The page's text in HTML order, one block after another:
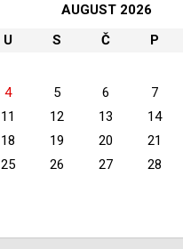
AUGUST 2026
U S Č P
4 5 6 7
11 12 13 14
18 19 20 21
25 26 27 28